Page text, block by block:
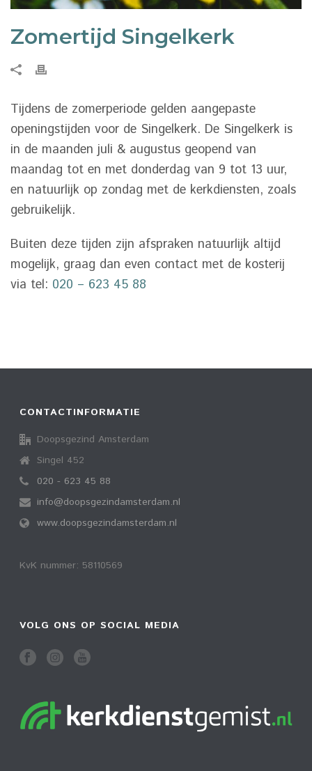
Zomertijd Singelkerk
Tijdens de zomerperiode gelden aangepaste
openingstijden voor de Singelkerk. De Singelkerk is
in de maanden juli & augustus geopend van
maandag tot en met donderdag van 9 tot 13 uur,
en natuurlijk op zondag met de kerkdiensten, zoals
gebruikelijk.
Buiten deze tijden zijn afspraken natuurlijk altijd
mogelijk, graag dan even contact met de kosterij
via tel: 020 – 623 45 88
CONTACTINFORMATIE
Doopsgezind Amsterdam
Singel 452
020 - 623 45 88
info@doopsgezindamsterdam.nl
www.doopsgezindamsterdam.nl
KvK nummer: 58110569
VOLG ONS OP SOCIAL MEDIA